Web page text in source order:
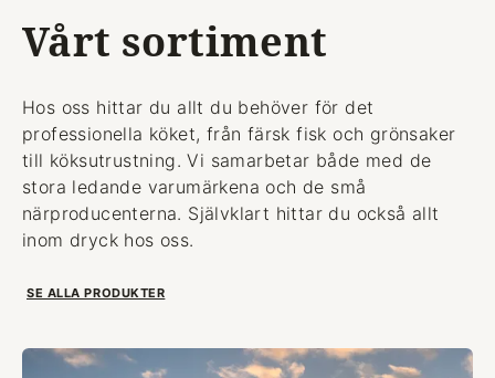
Vårt sortiment
Hos oss hittar du allt du behöver för det
professionella köket, från färsk fisk och grönsaker
till köksutrustning. Vi samarbetar både med de
stora ledande varumärkena och de små
närproducenterna. Självklart hittar du också allt
inom dryck hos oss.
SE ALLA PRODUKTER